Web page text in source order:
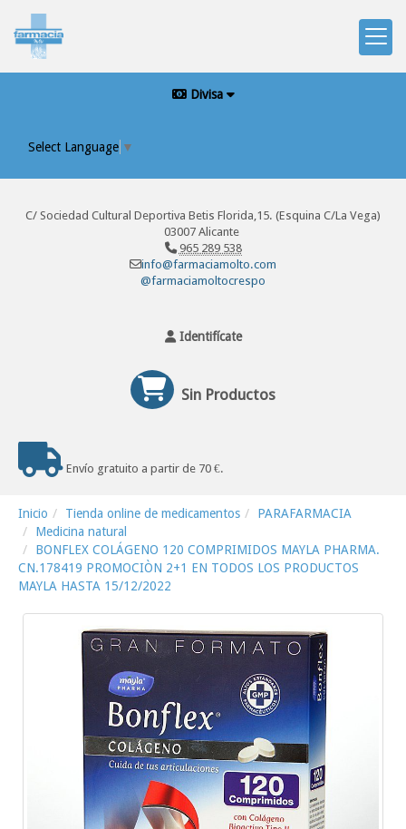
Divisa
Select Language ▼
C/ Sociedad Cultural Deportiva Betis Florida,15. (Esquina C/La Vega)
03007 Alicante
965 289 538
info@farmaciamolto.com
@farmaciamoltocrespo
Identifícate
Sin Productos
Envío gratuito a partir de 70 €.
Inicio Tienda online de medicamentos
PARAFARMACIA
Medicina natural
BONFLEX COLÁGENO 120 COMPRIMIDOS MAYLA PHARMA.
CN.178419 PROMOCIÒN 2+1 EN TODOS LOS PRODUCTOS
MAYLA HASTA 15/12/2022